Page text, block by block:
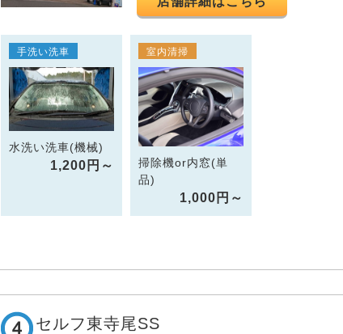
手洗い洗車
水洗い洗車(機械)
1,200円～
室内清掃
掃除機or内窓(単
品)
1,000円～
セルフ東寺尾SS